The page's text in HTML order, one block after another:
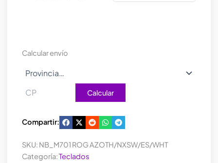
Calcular envío
Calcular
Compartir:
SKU: NB_M701 ROG AZOTH/NXSW/ES/WHT
Categoría:Teclados